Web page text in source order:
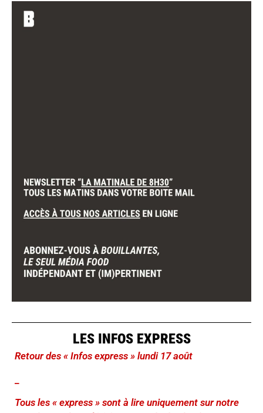
LES INFOS EXPRESS
Retour des « Infos express » lundi 17 août
Tous les « express » sont à lire uniquement sur notre